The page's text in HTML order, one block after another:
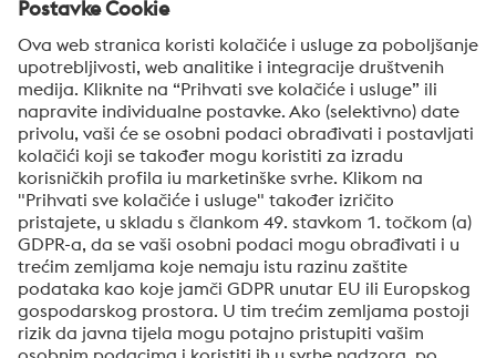
Email*
Broj telefona*
Društvo
Poruka*